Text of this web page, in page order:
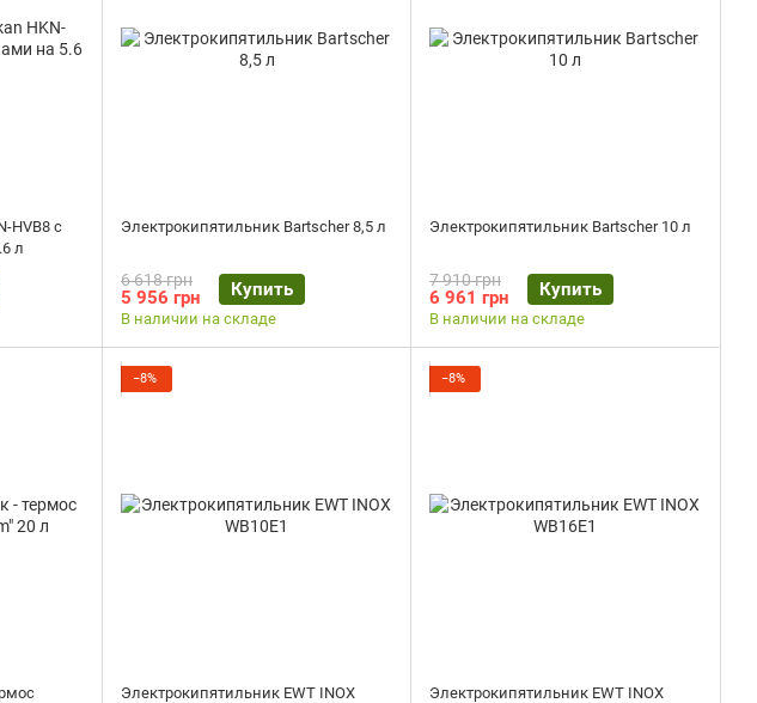
HVB8 с
л
Электрокипятильник Bartscher 8,5 л
6 618 грн
5 956 грн Купить
В наличии на складе
Электрокипятильник Bartscher 10 л
7 910 грн
6 961 грн Купить
В наличии на складе
−8%
Электрокипятильник EWT INOX
−8%
Электрокипятильник EWT INOX